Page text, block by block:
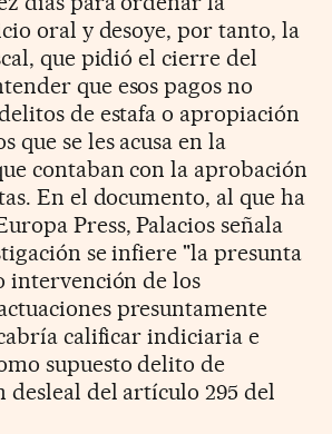
oral y desoye, por tanto, la
que pidió el cierre del
que esos pagos no
de estafa o apropiación
que se les acusa en la
contaban con la aprobación
En el documento, al que ha
Press, Palacios señala
se infiere "la presunta
intervención de los
presuntamente
calificar indiciaria e
supuesto delito de
del artículo 295 del